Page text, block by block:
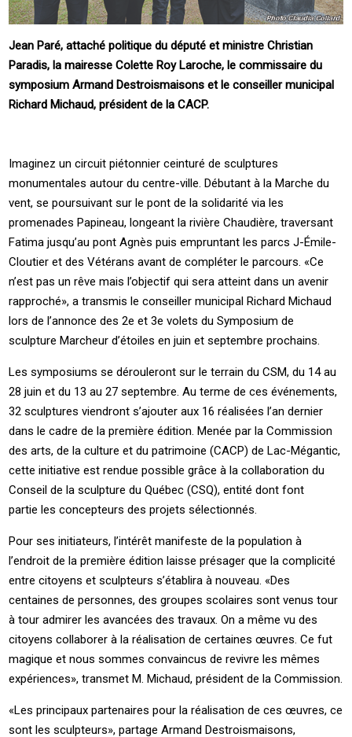
Jean Paré, attaché politique du député et ministre Christian
Paradis, la mairesse Colette Roy Laroche, le commissaire du
symposium Armand Destroismaisons et le conseiller municipal
Richard Michaud, président de la CACP.
Imaginez un circuit piétonnier ceinturé de sculptures
monumentales autour du centre-ville. Débutant à la Marche du
vent, se poursuivant sur le pont de la solidarité via les
promenades Papineau, longeant la rivière Chaudière, traversant
Fatima jusqu’au pont Agnès puis empruntant les parcs J-Émile-
Cloutier et des Vétérans avant de compléter le parcours. «Ce
n’est pas un rêve mais l’objectif qui sera atteint dans un avenir
rapproché», a transmis le conseiller municipal Richard Michaud
lors de l’annonce des 2e et 3e volets du Symposium de
sculpture Marcheur d’étoiles en juin et septembre prochains.
Les symposiums se dérouleront sur le terrain du CSM, du 14 au
28 juin et du 13 au 27 septembre. Au terme de ces événements,
32 sculptures viendront s’ajouter aux 16 réalisées l’an dernier
dans le cadre de la première édition. Menée par la Commission
des arts, de la culture et du patrimoine (CACP) de Lac-Mégantic,
cette initiative est rendue possible grâce à la collaboration du
Conseil de la sculpture du Québec (CSQ), entité dont font
partie les concepteurs des projets sélectionnés.
Pour ses initiateurs, l’intérêt manifeste de la population à
l’endroit de la première édition laisse présager que la complicité
entre citoyens et sculpteurs s’établira à nouveau. «Des
centaines de personnes, des groupes scolaires sont venus tour
à tour admirer les avancées des travaux. On a même vu des
citoyens collaborer à la réalisation de certaines œuvres. Ce fut
magique et nous sommes convaincus de revivre les mêmes
expériences», transmet M. Michaud, président de la Commission.
«Les principaux partenaires pour la réalisation de ces œuvres, ce
sont les sculpteurs», partage Armand Destroismaisons,